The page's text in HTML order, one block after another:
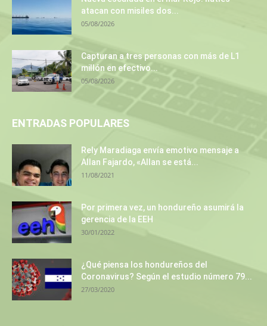
atacan con misiles dos...
05/08/2026
Capturan a tres personas con más de L1
millón en efectivo...
05/08/2026
ENTRADAS POPULARES
Rely Maradiaga envía emotivo mensaje a
Allan Fajardo, «Allan se está...
11/08/2021
Por primera vez, un hondureño asumirá la
gerencia de la EEH
30/01/2022
¿Qué piensa los hondureños del
Coronavirus? Según el estudio número 79...
27/03/2020